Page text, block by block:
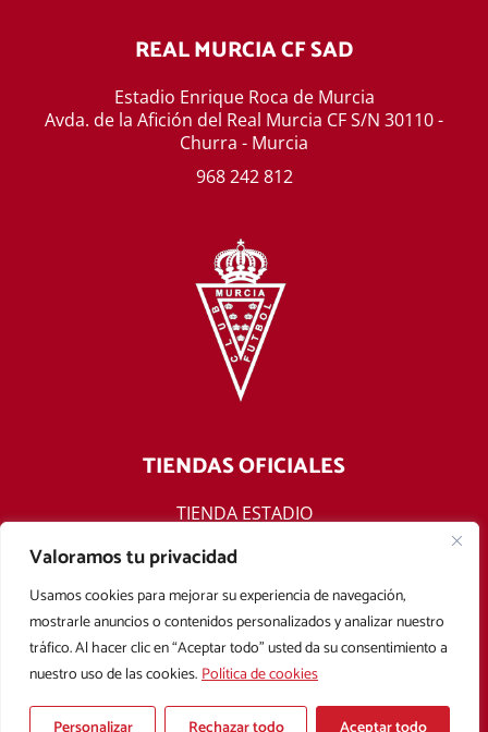
Valoramos tu privacidad
Usamos cookies para mejorar su experiencia de navegación,
mostrarle anuncios o contenidos personalizados y analizar nuestro
tráfico. Al hacer clic en “Aceptar todo” usted da su consentimiento a
nuestro uso de las cookies.Política de cookies
REAL MURCIA CF SAD
Estadio Enrique Roca de Murcia
Avda. de la Afición del Real Murcia CF S/N 30110 -
Churra - Murcia
968 242 812
TIENDAS OFICIALES
TIENDA ESTADIO
TIENDA ONLINE
F
a
c
e
b
o
T
w
i
t
t
e
Y
o
u
t
u
b
I
n
s
t
a
g
Aviso legal Política de privacidad Política de cookies
Condiciones Generales de Contratación